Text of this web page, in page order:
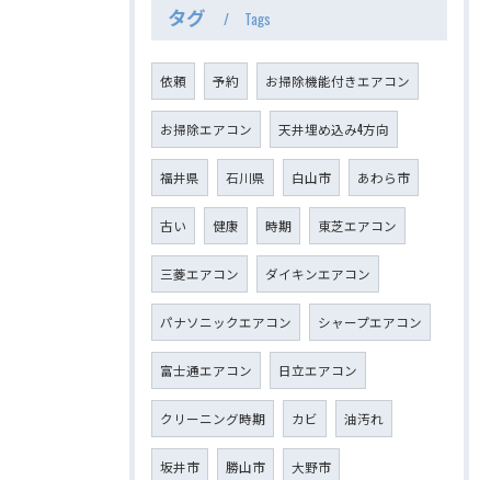
タグ Tags
依頼 予約 お掃除機能付きエアコン
お掃除エアコン 天井埋め込み4方向
福井県 石川県 白山市 あわら市
古い 健康 時期 東芝エアコン
三菱エアコン ダイキンエアコン
パナソニックエアコン シャープエアコン
富士通エアコン 日立エアコン
クリーニング時期 カビ 油汚れ
坂井市 勝山市 大野市